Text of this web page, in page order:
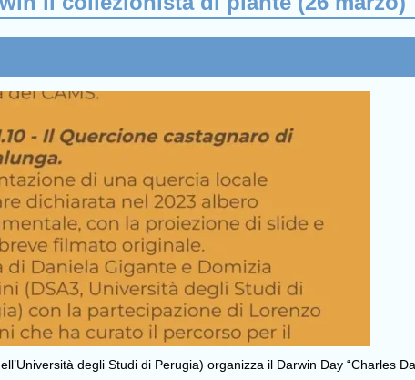
degli Studi di Perugia) organizza il Darwin Day “Charles